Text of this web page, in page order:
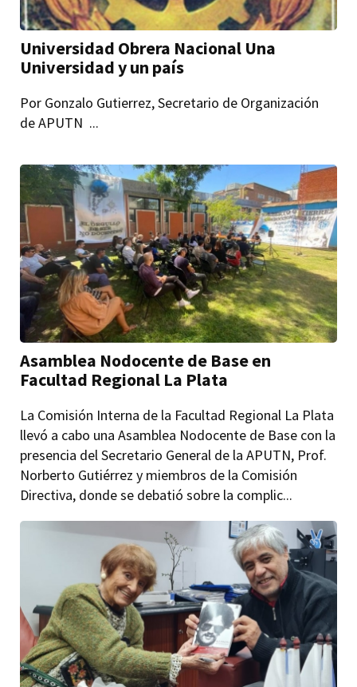
Universidad Obrera Nacional Una
Universidad y un país
Por Gonzalo Gutierrez, Secretario de Organización
de APUTN ...
Asamblea Nodocente de Base en
Facultad Regional La Plata
La Comisión Interna de la Facultad Regional La Plata
llevó a cabo una Asamblea Nodocente de Base con la
presencia del Secretario General de la APUTN, Prof.
Norberto Gutiérrez y miembros de la Comisión
Directiva, donde se debatió sobre la complic...